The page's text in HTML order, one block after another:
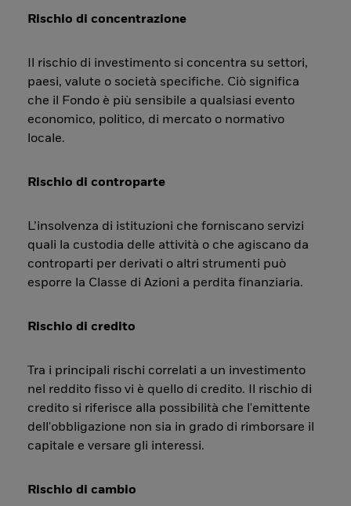
Rischio di concentrazione
Il rischio di investimento si concentra su settori,
paesi, valute o società specifiche. Ciò significa
che il Fondo è più sensibile a qualsiasi evento
economico, politico, di mercato o normativo
locale.
Rischio di controparte
L’insolvenza di istituzioni che forniscano servizi
quali la custodia delle attività o che agiscano da
controparti per derivati o altri strumenti può
esporre la Classe di Azioni a perdita finanziaria.
Rischio di credito
Tra i principali rischi correlati a un investimento
nel reddito fisso vi è quello di credito. Il rischio di
credito si riferisce alla possibilità che l'emittente
dell'obbligazione non sia in grado di rimborsare il
capitale e versare gli interessi.
Rischio di cambio